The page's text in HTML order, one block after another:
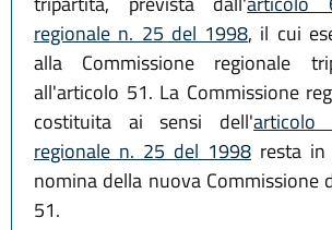
regionale n. 25 del 1998, il cui
alla Commissione regionale
all'articolo 51. La Commissione
costituita ai sensi dell'
regionale n. 25 del 1998 resta
nomina della nuova Commissione
51.